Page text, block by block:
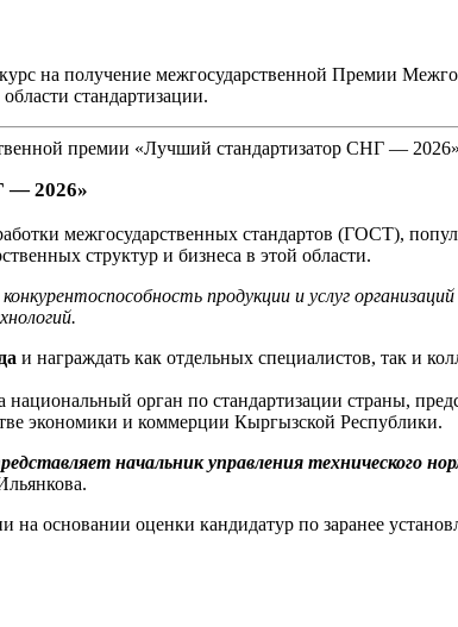
на получение межгосударственной Премии
стандартизации.
— 2026»
межгосударственных стандартов (ГОСТ),
структур и бизнеса в этой области.
продукции и услуг
и награждать как отдельных специалистов, так и
национальный орган по стандартизации страны,
экономики и коммерции Кыргызской Республики.
начальник управления технического
основании оценки кандидатур по заранее